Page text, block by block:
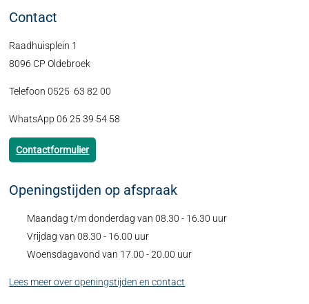
Contact
Raadhuisplein 1
8096 CP Oldebroek
Telefoon 0525 63 82 00
WhatsApp 06 25 39 54 58
Contactformulier
Openingstijden op afspraak
Maandag t/m donderdag van 08.30 - 16.30 uur
Vrijdag van 08.30 - 16.00 uur
Woensdagavond van 17.00 - 20.00 uur
Lees meer over openingstijden en contact